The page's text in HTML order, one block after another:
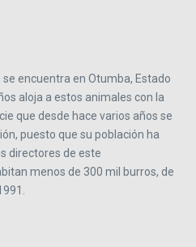
encuentra en Otumba, Estado
aloja a estos animales con la
que desde hace varios años se
puesto que su población ha
directores de este
menos de 300 mil burros, de